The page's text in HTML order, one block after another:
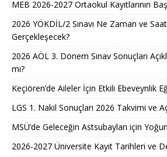
MEB 2026-2027 Ortaokul Kayıtlarının
2026 YÖKDİL/2 Sınavı Ne Zaman ve
Gerçekleşecek?
2026 AÖL 3. Dönem Sınav Sonuçları
mi?
Keçiören’de Aileler İçin Etkili Ebeveynlik
LGS 1. Nakil Sonuçları 2026 Takvimi ve
MSÜ’de Geleceğin Astsubayları için
2026-2027 Üniversite Kayıt Tarihleri ve